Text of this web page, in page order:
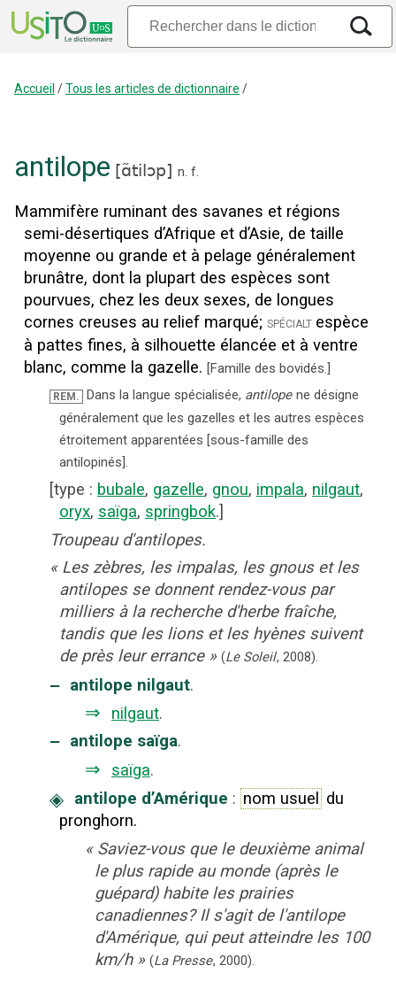
Accueil /Tous les articles de dictionnaire /
antilope [ɑ̃tilɔp] n. f.
Mammifère ruminant des savanes et régions
semi-désertiques d’Afrique et d’Asie, de taille
moyenne ou grande et à pelage généralement
brunâtre, dont la plupart des espèces sont
pourvues, chez les deux sexes, de longues
cornes creuses au relief marqué; spécialt espèce
à pattes fines, à silhouette élancée et à ventre
blanc, comme la gazelle. [Famille des bovidés.]
REM. Dans la langue spécialisée, antilope ne désigne
généralement que les gazelles et les autres espèces
étroitement apparentées [sous-famille des
antilopinés].
[type : bubale, gazelle, gnou, impala, nilgaut,
oryx, saïga, springbok.]
Troupeau d'antilopes.
« Les zèbres, les impalas, les gnous et les
antilopes se donnent rendez-vous par
milliers à la recherche d'herbe fraîche,
tandis que les lions et les hyènes suivent
de près leur errance » (Le Soleil, 2008).
‒ antilope nilgaut.
⇒ nilgaut.
‒ antilope saïga.
⇒ saïga.
◈ antilope d’Amérique : nom usuel
du
pronghorn.
« Saviez-vous que le deuxième animal
le plus rapide au monde (après le
guépard) habite les prairies
canadiennes? Il s'agit de l'antilope
d'Amérique, qui peut atteindre les 100
km/h » (La Presse, 2000).